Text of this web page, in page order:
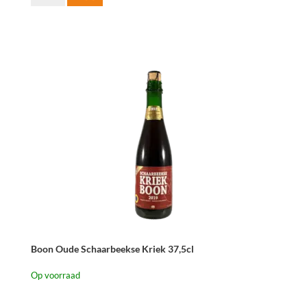
Boon Oude Schaarbeekse Kriek 37,5cl
Op voorraad